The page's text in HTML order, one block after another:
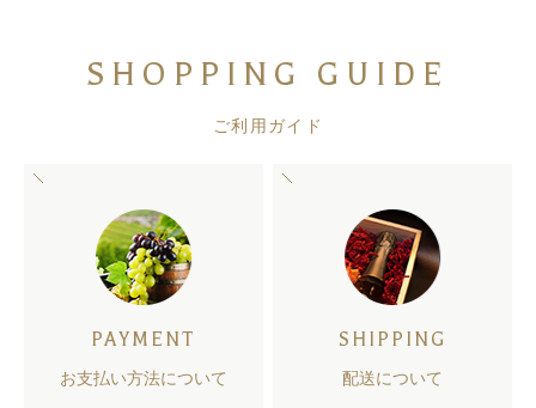
SHOPPING GUIDE
ご利用ガイド
PAYMENT
お支払い方法について
SHIPPING
配送について